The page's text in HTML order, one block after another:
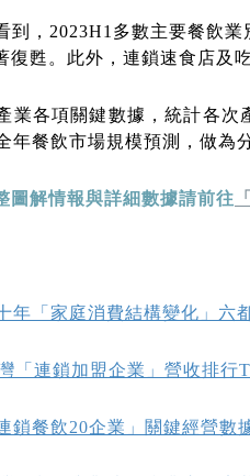
，2023H1多數主要餐飲
甦。此外，連鎖速食店及
業各項關鍵數據，統計各
年餐飲市場規模預測，做為
圖解情報與詳細數據請前往
年「家庭消費結構變化」六
「連鎖加盟企業」營收排行
鎖餐飲20企業」關鍵經營數